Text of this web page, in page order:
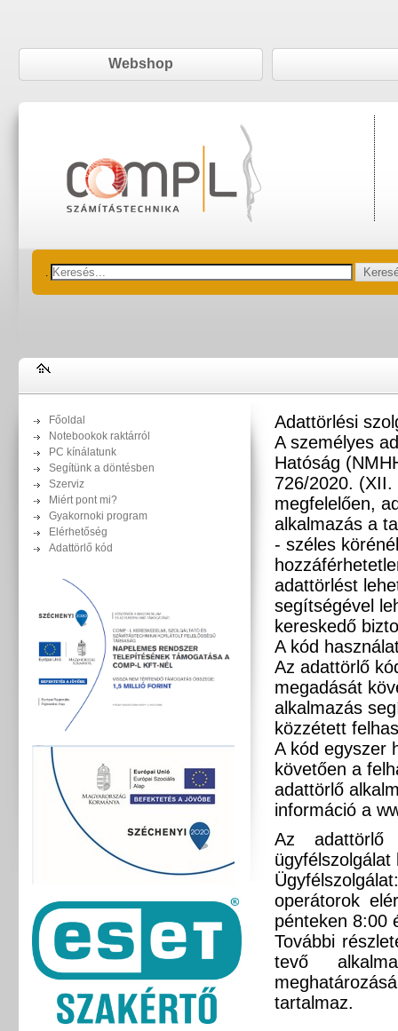
Webshop
.
Főoldal
Notebookok raktárról
PC kínálatunk
Segítünk a döntésben
Szerviz
Miért pont mi?
Gyakornoki program
Elérhetőség
Adattörlő kód
Adattörlési
A személyes
Hatóság
726/2020.
megfelelően,
alkalmazás a
- széles
adattörlést
segítségével
kereskedő
A kód
Az adattörlő
megadását
alkalmazás
közzétett
A kód egyszer
követően a
adattörlő
információ a
Az adattörlő
operátorok
pénteken 8:00
További
tevő
tartalmaz.